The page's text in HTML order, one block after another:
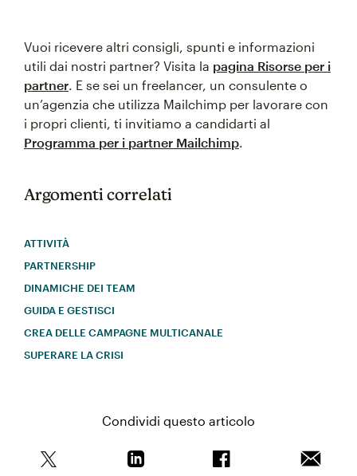
Vuoi ricevere altri consigli, spunti e informazioni
utili dai nostri partner? Visita la pagina Risorse per i
partner. E se sei un freelancer, un consulente o
un’agenzia che utilizza Mailchimp per lavorare con
i propri clienti, ti invitiamo a candidarti al
Programma per i partner Mailchimp.
Argomenti correlati
ATTIVITÀ
PARTNERSHIP
DINAMICHE DEI TEAM
GUIDA E GESTISCI
CREA DELLE CAMPAGNE MULTICANALE
SUPERARE LA CRISI
Condividi questo articolo